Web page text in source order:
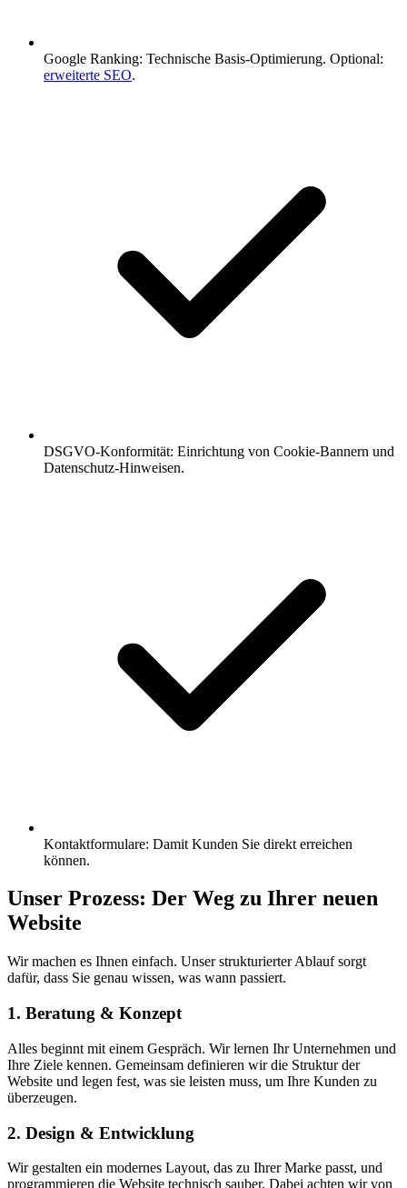
Google Ranking: Technische Basis-Optimierung. Optional:
erweiterte SEO.
DSGVO-Konformität: Einrichtung von Cookie-Bannern und
Datenschutz-Hinweisen.
Kontaktformulare: Damit Kunden Sie direkt erreichen
können.
Unser Prozess: Der Weg zu Ihrer neuen
Website
Wir machen es Ihnen einfach. Unser strukturierter Ablauf sorgt
dafür, dass Sie genau wissen, was wann passiert.
1. Beratung & Konzept
Alles beginnt mit einem Gespräch. Wir lernen Ihr Unternehmen und
Ihre Ziele kennen. Gemeinsam definieren wir die Struktur der
Website und legen fest, was sie leisten muss, um Ihre Kunden zu
überzeugen.
2. Design & Entwicklung
Wir gestalten ein modernes Layout, das zu Ihrer Marke passt, und
programmieren die Website technisch sauber. Dabei achten wir von